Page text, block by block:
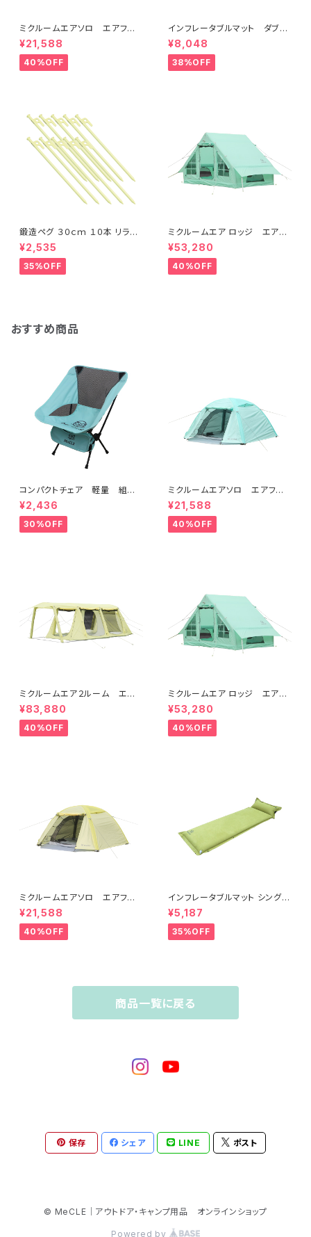
ミクルームエアソロ エアフレ
ームテント １～２人用 簡単
設営 防水 耐水圧3,000mm
¥21,588
40%OFF
インフレータブルマット ダブル
サイズ 182ｘ128cm 厚み8
cm 自動膨張 スエード調
キャンプマット 車中泊マット
¥8,048
38%OFF
鍛造ペグ ３０ｃｍ １０本 リラッ
クスイエロー
¥2,535
35%OFF
ミクルームエア ロッジ エアフ
レームテント ４～５人用 簡
単設営 広い居住空間 防
水 耐水圧3,000mm
¥53,280
40%OFF
おすすめ商品
コンパクトチェア 軽量 組み
立て式 収納バッグ付 アウト
ドアチェア ローチェア
¥2,436
30%OFF
ミクルームエアソロ エアフレ
ームテント １～２人用 簡単
設営 防水 耐水圧3,000mm
¥21,588
40%OFF
ミクルームエア２ルーム エアフ
レームテント ４～６人用 簡
単設営 ファミリーにおすす
め 防水 耐水圧3,000mm
¥83,880
40%OFF
ミクルームエア ロッジ エアフ
レームテント ４～５人用 簡
単設営 広い居住空間 防
水 耐水圧3,000mm
¥53,280
40%OFF
ミクルームエアソロ エアフレ
ームテント １～２人用 簡単
設営 防水 耐水圧3,000mm
¥21,588
40%OFF
インフレータブルマット シングル
サイズ 182ｘ62cm 厚み8c
m 自動膨張 スエード調 キャン
プマット 車中泊マット
¥5,187
35%OFF
商品一覧に戻る
保存 シェア LINE ポスト
© MeCLE｜アウトドア・キャンプ用品 オンラインショップ
Powered by